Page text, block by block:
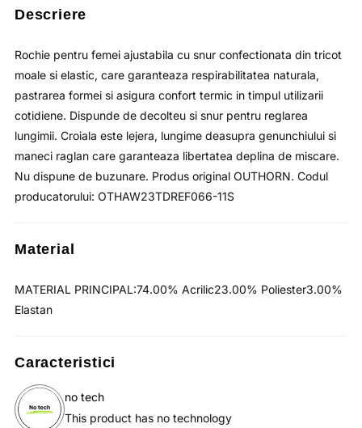
snur
/Descriere
Rochie pentru femei ajustabila cu snur confectionata din tricot
moale si elastic, care garanteaza respirabilitatea naturala,
pastrarea formei si asigura confort termic in timpul utilizarii
cotidiene. Dispunde de decolteu si snur pentru reglarea
lungimii. Croiala este lejera, lungime deasupra genunchiului si
maneci raglan care garanteaza libertatea deplina de miscare.
Nu dispune de buzunare. Produs original OUTHORN. Codul
producatorului: OTHAW23TDREF066-11S
Material
MATERIAL PRINCIPAL:74.00% Acrilic23.00% Poliester3.00%
Elastan
Caracteristici
no tech
This product has no technology